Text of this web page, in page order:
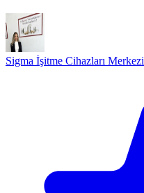
Sigma İşitme Cihazları Merkezi